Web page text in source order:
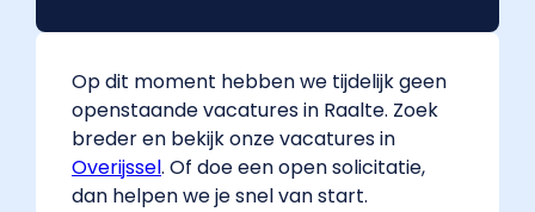
Op dit moment hebben we tijdelijk geen
openstaande vacatures in Raalte. Zoek
breder en bekijk onze vacatures in
Overijssel. Of doe een open solicitatie,
dan helpen we je snel van start.